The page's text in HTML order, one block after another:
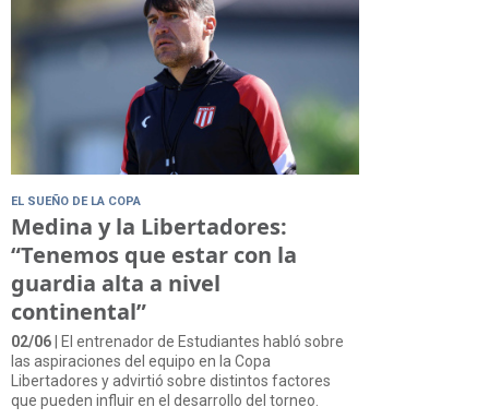
EL SUEÑO DE LA COPA
Medina y la Libertadores:
“Tenemos que estar con la
guardia alta a nivel
continental”
02/06 | El entrenador de Estudiantes habló sobre
las aspiraciones del equipo en la Copa
Libertadores y advirtió sobre distintos factores
que pueden influir en el desarrollo del torneo.